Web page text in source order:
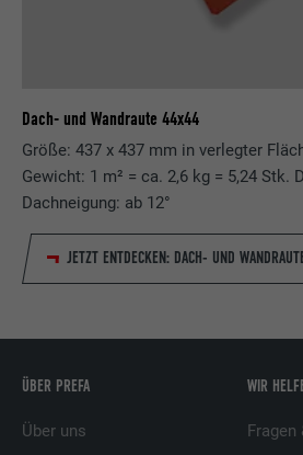
Dach- und Wandraute 44x44
Größe: 437 x 437 mm in verlegter
Gewicht: 1 m² = ca. 2,6 kg = 5,24 Stk.
Dachneigung: ab 12°
JETZT ENTDECKEN: DACH- UND
ÜBER PREFA
Über uns
WIR
Fragen